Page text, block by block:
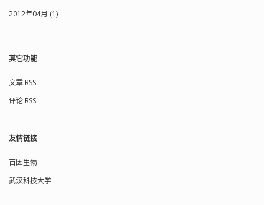
2012年04月 (1)
其它功能
文章 RSS
评论 RSS
友情链接
百因生物
武汉科技大学